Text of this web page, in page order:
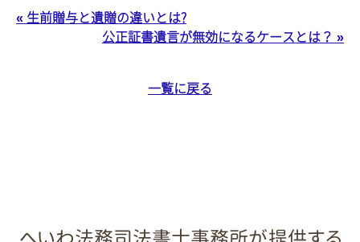
« 生前贈与と遺贈の違いとは?
公正証書遺言が無効になるケースとは？ »
一覧に戻る